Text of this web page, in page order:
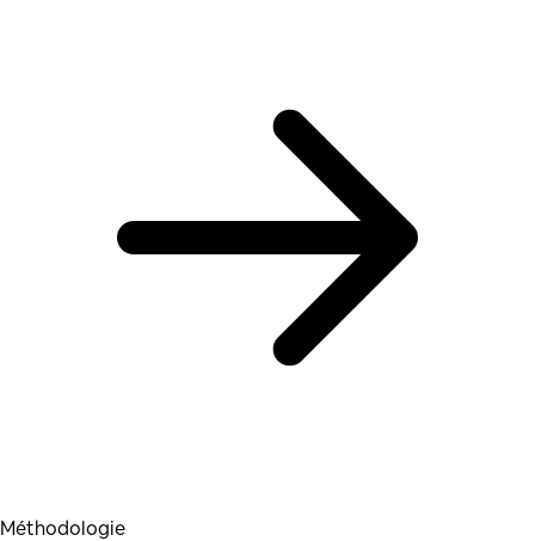
Méthodologie